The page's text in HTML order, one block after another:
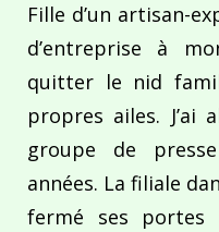
Fille d’un artisan-
d’entreprise à
quitter le nid
propres ailes.
groupe de
années. La filiale
fermé ses portes